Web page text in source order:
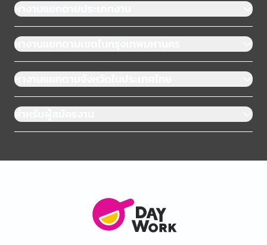
หางานแยกตามประเภทงาน
หางานแยกตามเขตในกรุงเทพมหานคร
หางานแยกตามจังหวัดในประเทศไทย
สำหรับผู้สมัครงาน